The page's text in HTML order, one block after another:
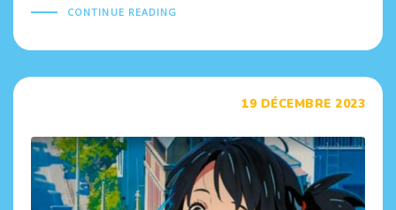
CONTINUE READING
19 DÉCEMBRE 2023